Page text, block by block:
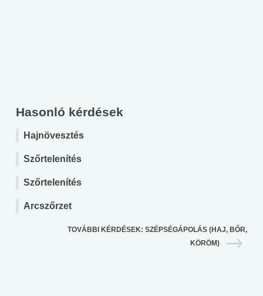
Hasonló kérdések
Hajnövesztés
Szőrtelenítés
Szőrtelenítés
Arcszőrzet
TOVÁBBI KÉRDÉSEK: SZÉPSÉGÁPOLÁS (HAJ, BŐR,
KÖRÖM)